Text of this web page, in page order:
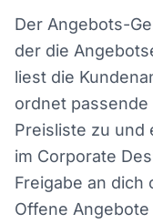
Der Angebots-
der die
liest die
ordnet
Preisliste zu und
im Corporate
Freigabe an dich
Offene